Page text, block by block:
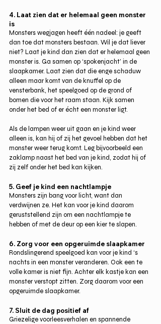
4. Laat zien dat er helemaal geen monster
is
Monsters wegjagen heeft één nadeel: je geeft
dan toe dat monsters bestaan. Wil je dat liever
niet? Laat je kind dan zien dat er helemaal geen
monster is. Ga samen op ‘spokenjacht’ in de
slaapkamer. Laat zien dat die enge schaduw
alleen maar komt van de knuffel op de
vensterbank, het speelgoed op de grond of
bomen die voor het raam staan. Kijk samen
onder het bed of er écht een monster ligt.
Als de lampen weer uit gaan en je kind weer
alleen is, kan hij of zij het gevoel hebben dat het
monster weer terug komt. Leg bijvoorbeeld een
zaklamp naast het bed van je kind, zodat hij of
zij zelf onder het bed kan kijken.
5. Geef je kind een nachtlampje
Monsters zijn bang voor licht, want dan
verdwijnen ze. Het kan voor je kind daarom
geruststellend zijn om een nachtlampje te
hebben of met de deur op een kier te slapen.
6. Zorg voor een opgeruimde slaapkamer
Rondslingerend speelgoed kan voor je kind ‘s
nachts in een monster veranderen. Ook een te
volle kamer is niet fijn. Achter elk kastje kan een
monster verstopt zitten. Zorg daarom voor een
opgeruimde slaapkamer.
7. Sluit de dag positief af
Griezelige voorleesverhalen en spannende